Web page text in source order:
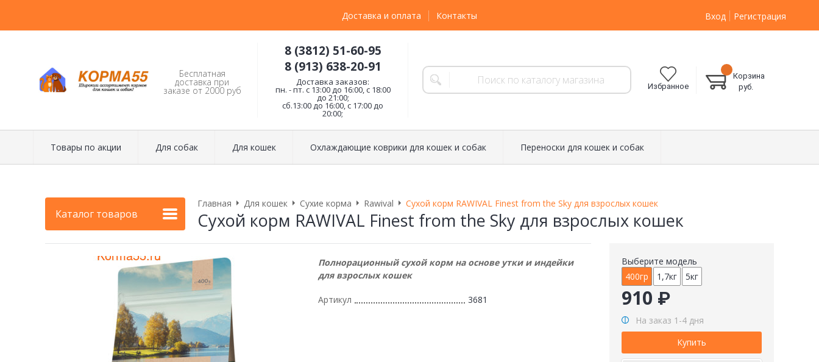
Доставка и оплата Контакты Вход Регистрация
Бесплатная
доставка при
заказе от 2000 руб
8 (3812) 51-60-95
8 (913) 638-20-91
Доставка заказов:
пн. - пт. с 13:00 до 16:00, с 18:00
до 21:00;
сб.13:00 до 16:00, с 17:00 до
20:00;
Избранное
Корзина
руб.
Товары по акции Для собак Для кошек Охлаждающие коврики для кошек и собак Переноски для кошек и собак
Каталог товаров
Главная Для кошек Сухие корма Rawival Сухой корм RAWIVAL Finest from the Sky для взрослых кошек
Сухой корм RAWIVAL Finest from the Sky для взрослых кошек
Выберите модель
400гр
1,7кг 5кг
910 ₽
На заказ 1-4 дня
Полнорационный сухой корм на основе утки и индейки
для взрослых кошек
Артикул 3681